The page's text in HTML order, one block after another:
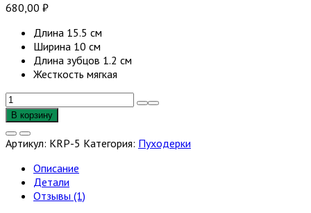
680,00 ₽
Длина 15.5 см
Ширина 10 см
Длина зубцов 1.2 см
Жесткость мягкая
Количество
товара
Пуходерка
Krusty
(Длина
15.5
В корзину
Артикул: KRP-5 Категория: Пуходерки
Описание
Детали
Отзывы (1)